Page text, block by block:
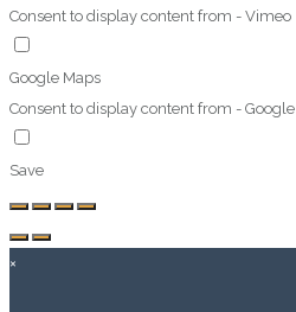
Consent to display content from - Vimeo
Google Maps
Consent to display content from - Google
Save
×